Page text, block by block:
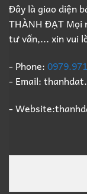
Đây là giao diện
THÀNH ĐẠT Mọi
tư vấn,... xin vui
- Phone:
- Email:
-